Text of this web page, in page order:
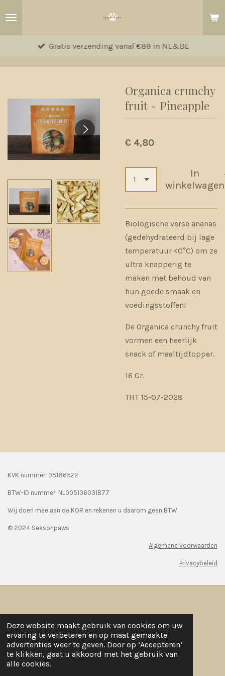
Deze website maakt gebruik van cookies om uw
ervaring te verbeteren en op maat gemaakte
advertenties weer te geven. Door op ‘Accepteren’
te klikken, gaat u akkoord met het gebruik van
alle cookies.
hoofdinhoud
Gratis verzending vanaf €89 in NL&BE
Organica crunchy
fruit - Pineapple
€ 4,80
In
winkelwagen
Biologische verse ananas
(gedehydrateerd bij lage
temperatuur <0°C) om ze
ultra knapperig te
maken met behoud van
hun goede smaak en
voedingsstoffen!
De Organica crunchy fruit
vormen een heerlijk
snack of maaltijdtopper.
16 Gr.
THT 15-07-2028
KVK nummer: 95186522
BTW-ID nummer: NL005136031B77
Wij doen mee aan de KOR en rekenen u daarom geen BTW
© 2024 Seasonpaws
Algemene voorwaarden
Privacybeleid